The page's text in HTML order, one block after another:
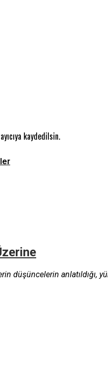
kaydedilsin.
düşüncelerin anlatıldığı,